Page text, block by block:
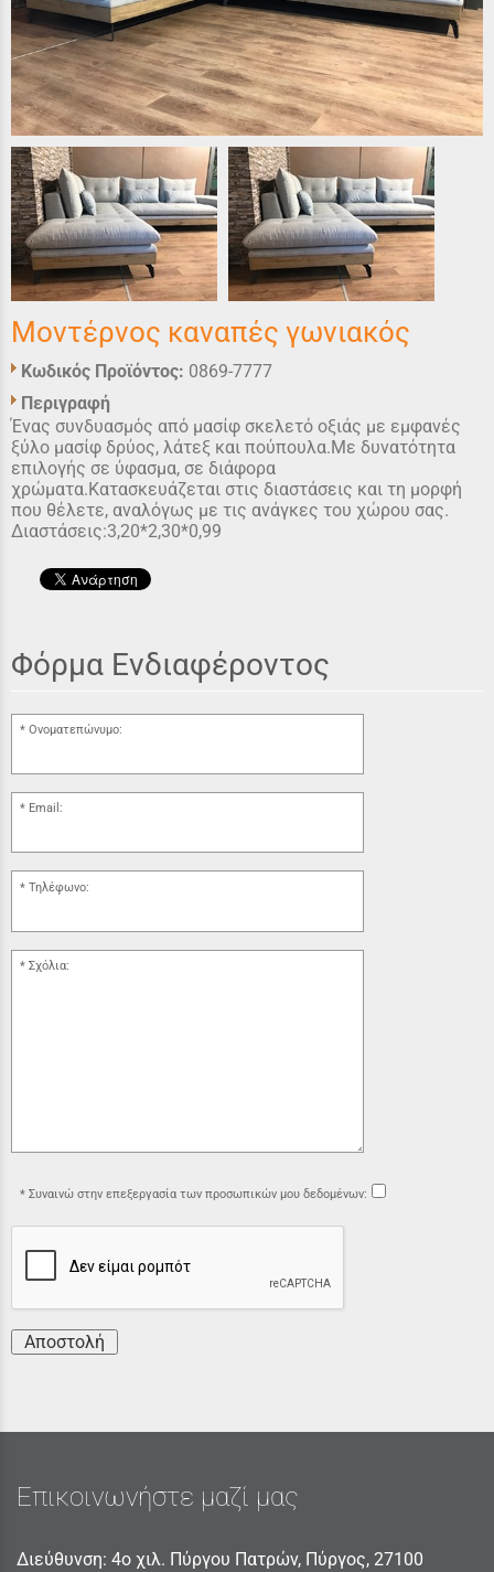
Μοντέρνος καναπές γωνιακός
Κωδικός Προϊόντος: 0869-7777
Περιγραφή
Ένας συνδυασμός από μασίφ σκελετό οξιάς με εμφανές
ξύλο μασίφ δρύος, λάτεξ και πούπουλα.Με δυνατότητα
επιλογής σε ύφασμα, σε διάφορα
χρώματα.Κατασκευάζεται στις διαστάσεις και τη μορφή
που θέλετε, αναλόγως με τις ανάγκες του χώρου σας.
Διαστάσεις:3,20*2,30*0,99
Φόρμα Ενδιαφέροντος
Ονοματεπώνυμο:
Email:
Τηλέφωνο:
Σχόλια:
Συναινώ στην επεξεργασία των προσωπικών μου δεδομένων:
Αποστολή
Επικοινωνήστε μαζί μας
Διεύθυνση: 4ο χιλ. Πύργου Πατρών, Πύργος, 27100